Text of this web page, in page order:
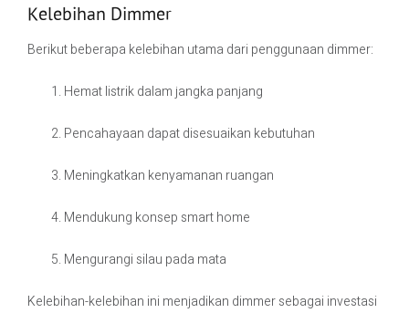
Kelebihan Dimmer
Berikut beberapa kelebihan utama dari penggunaan dimmer:
Hemat listrik dalam jangka panjang
Pencahayaan dapat disesuaikan kebutuhan
Meningkatkan kenyamanan ruangan
Mendukung konsep smart home
Mengurangi silau pada mata
Kelebihan-kelebihan ini menjadikan dimmer sebagai investasi